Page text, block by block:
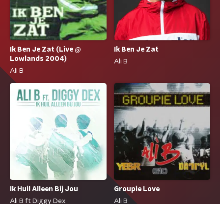
Ik Ben Je Zat (Live @
Lowlands 2004)
Ali B
Ik Ben Je Zat
Ali B
Ik Huil Alleen Bij Jou
Ali B ft Diggy Dex
Groupie Love
Ali B